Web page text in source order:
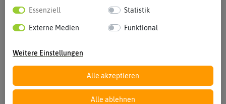
Vergrößern durch berühren
Essenziell Statistik
Externe Medien Funktional
Weitere Einstellungen
Alle akzeptieren
Alle ablehnen